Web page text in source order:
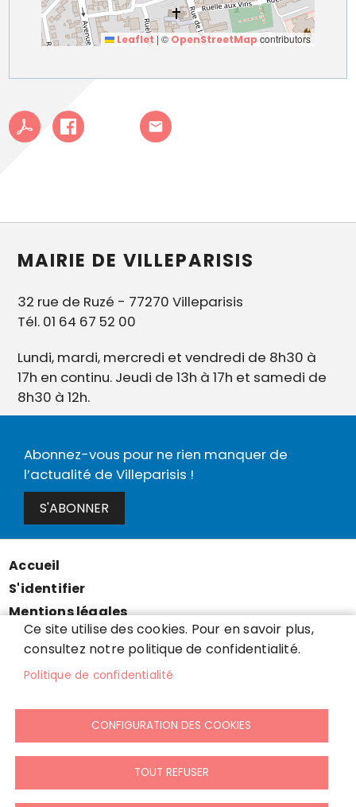
Leaflet | © OpenStreetMap contributors
MAIRIE DE VILLEPARISIS
32 rue de Ruzé - 77270 Villeparisis
Tél. 01 64 67 52 00
Lundi, mardi, mercredi et vendredi de 8h30 à
17h en continu. Jeudi de 13h à 17h et samedi de
8h30 à 12h.
Abonnez-vous pour ne rien manquer de
l’actualité de Villeparisis !
S'ABONNER
Menu
Pied
de
page
Accueil
S'identifier
Mentions légales
Données personnelles
Accessibilité : partiellement conforme
Cookies
Ce site utilise des cookies. Pour en savoir plus,
consultez notre politique de confidentialité.
Politique de confidentialité
CONFIGURATION DES COOKIES
TOUT REFUSER